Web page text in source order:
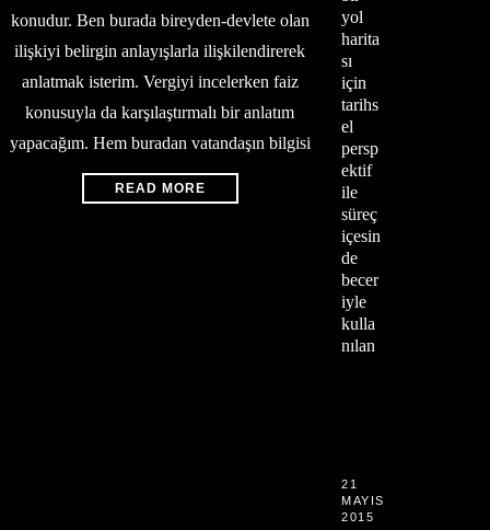
konudur. Ben burada bireyden-devlete olan
ilişkiyi belirgin anlayışlarla ilişkilendirerek
anlatmak isterim. Vergiyi incelerken faiz
konusuyla da karşılaştırmalı bir anlatım
yapacağım. Hem buradan vatandaşın bilgisi
READ MORE
yol
harita
sı
için
tarihs
el
persp
ektif
ile
süreç
içesin
de
becer
iyle
kulla
nılan
21
MAYIS
2015